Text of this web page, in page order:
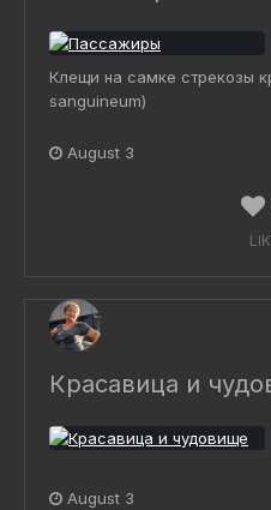
Клещи на самке стрекозы
sanguineum)
August 3
Красавица и
August 3